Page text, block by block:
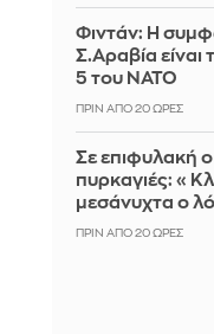
Φιντάν: Η
Σ.Αραβία είναι
5 του ΝΑΤΟ
ΠΡΙΝ ΑΠΌ 20 ΏΡΕΣ
Σε επιφυλακή
πυρκαγιές:
μεσάνυχτα ο
ΠΡΙΝ ΑΠΌ 20 ΏΡΕΣ